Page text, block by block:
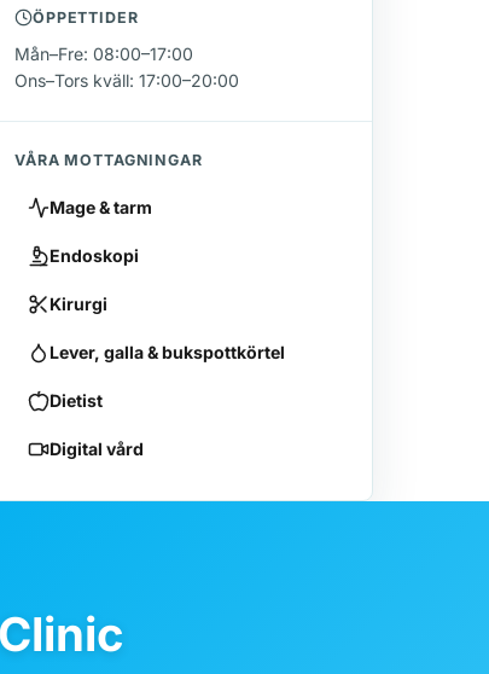
ÖPPETTIDER
Mån–Fre: 08:00–17:00
Ons–Tors kväll: 17:00–20:00
VÅRA MOTTAGNINGAR
Mage & tarm
Endoskopi
Kirurgi
Lever, galla & bukspottkörtel
Dietist
Digital vård